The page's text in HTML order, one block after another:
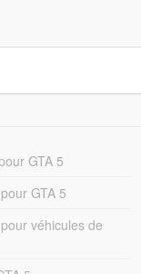
GTA 5
GTA 5
véhicules de